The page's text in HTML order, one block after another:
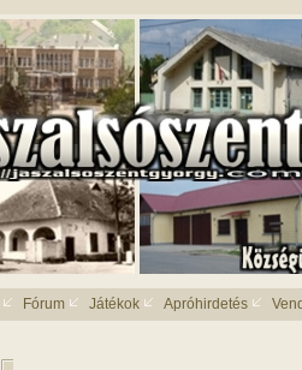
Fórum Játékok Apróhirdetés